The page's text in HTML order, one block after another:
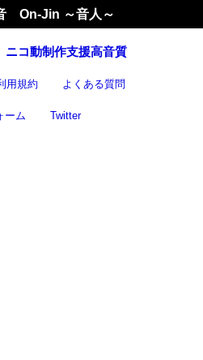
On-Jin ～音人～
ニコ動制作支援高音質
用規約 よくある質問
ーム Twitter